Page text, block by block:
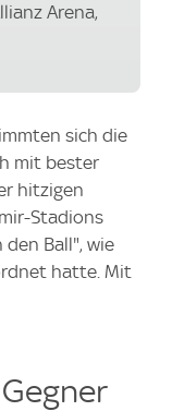
Arena,
sich die
mit bester
hitzigen
Stadions
Ball", wie
hatte. Mit